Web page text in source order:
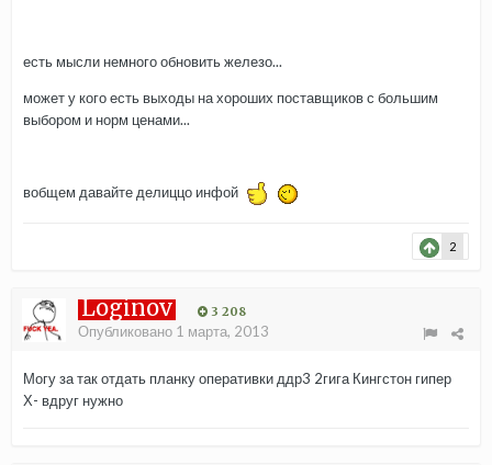
есть мысли немного обновить железо...
может у кого есть выходы на хороших поставщиков с большим
выбором и норм ценами...
вобщем давайте делиццо инфой
2
Loginov 3 208
Опубликовано 1 марта, 2013
Могу за так отдать планку оперативки ддр3 2гига Кингстон гипер
Х- вдруг нужно